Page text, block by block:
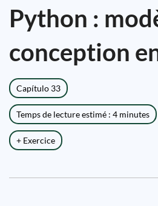
Python :
conception
Capítulo 33
Temps de lecture estimé : 4 minutes
+ Exercice